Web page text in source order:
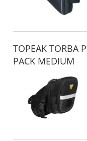
TOPEAK TORBA
PACK MEDIUM